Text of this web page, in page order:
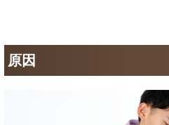
原因